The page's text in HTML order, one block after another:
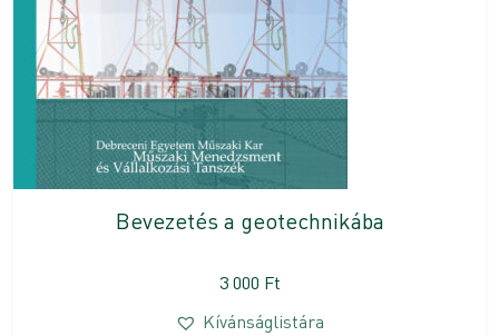
Bevezetés a geotechnikába
3 000 Ft
Kívánságlistára